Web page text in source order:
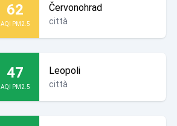
62
AQI PM2.5
Červonohrad
città
47
AQI PM2.5
Leopoli
città